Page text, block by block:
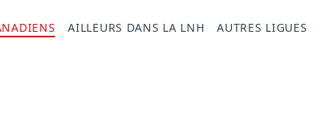
AILLEURS DANS LA LNH AUTRES LIGUES